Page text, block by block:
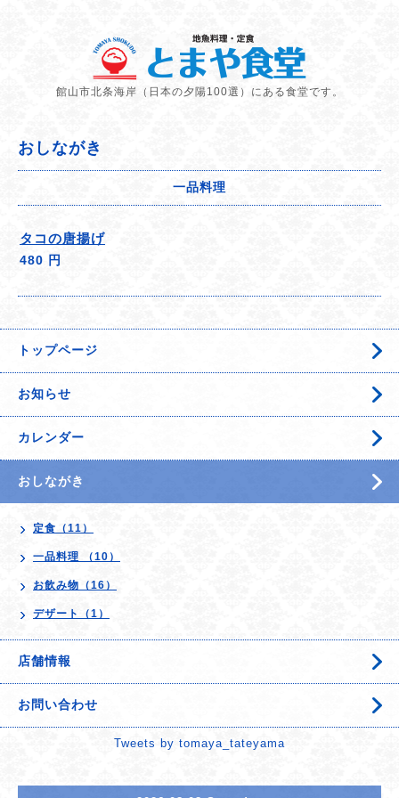
館山市北条海岸（日本の夕陽100選）にある食堂です。
おしながき
一品料理
タコの唐揚げ
480 円
トップページ
お知らせ
カレンダー
おしながき
定食（11）
一品料理 （10）
お飲み物（16）
デザート（1）
店舗情報
お問い合わせ
Tweets by tomaya_tateyama